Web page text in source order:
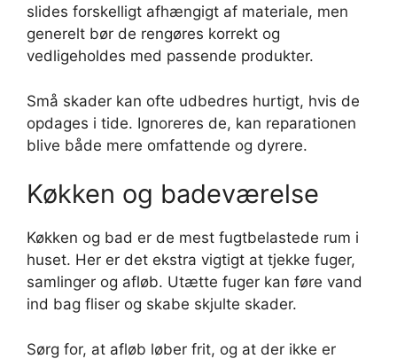
slides forskelligt afhængigt af materiale, men
generelt bør de rengøres korrekt og
vedligeholdes med passende produkter.
Små skader kan ofte udbedres hurtigt, hvis de
opdages i tide. Ignoreres de, kan reparationen
blive både mere omfattende og dyrere.
Køkken og badeværelse
Køkken og bad er de mest fugtbelastede rum i
huset. Her er det ekstra vigtigt at tjekke fuger,
samlinger og afløb. Utætte fuger kan føre vand
ind bag fliser og skabe skjulte skader.
Sørg for, at afløb løber frit, og at der ikke er